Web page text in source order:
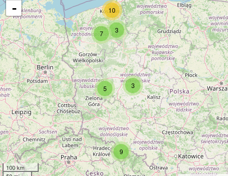
9
3
7
10
5 3
-
100 km